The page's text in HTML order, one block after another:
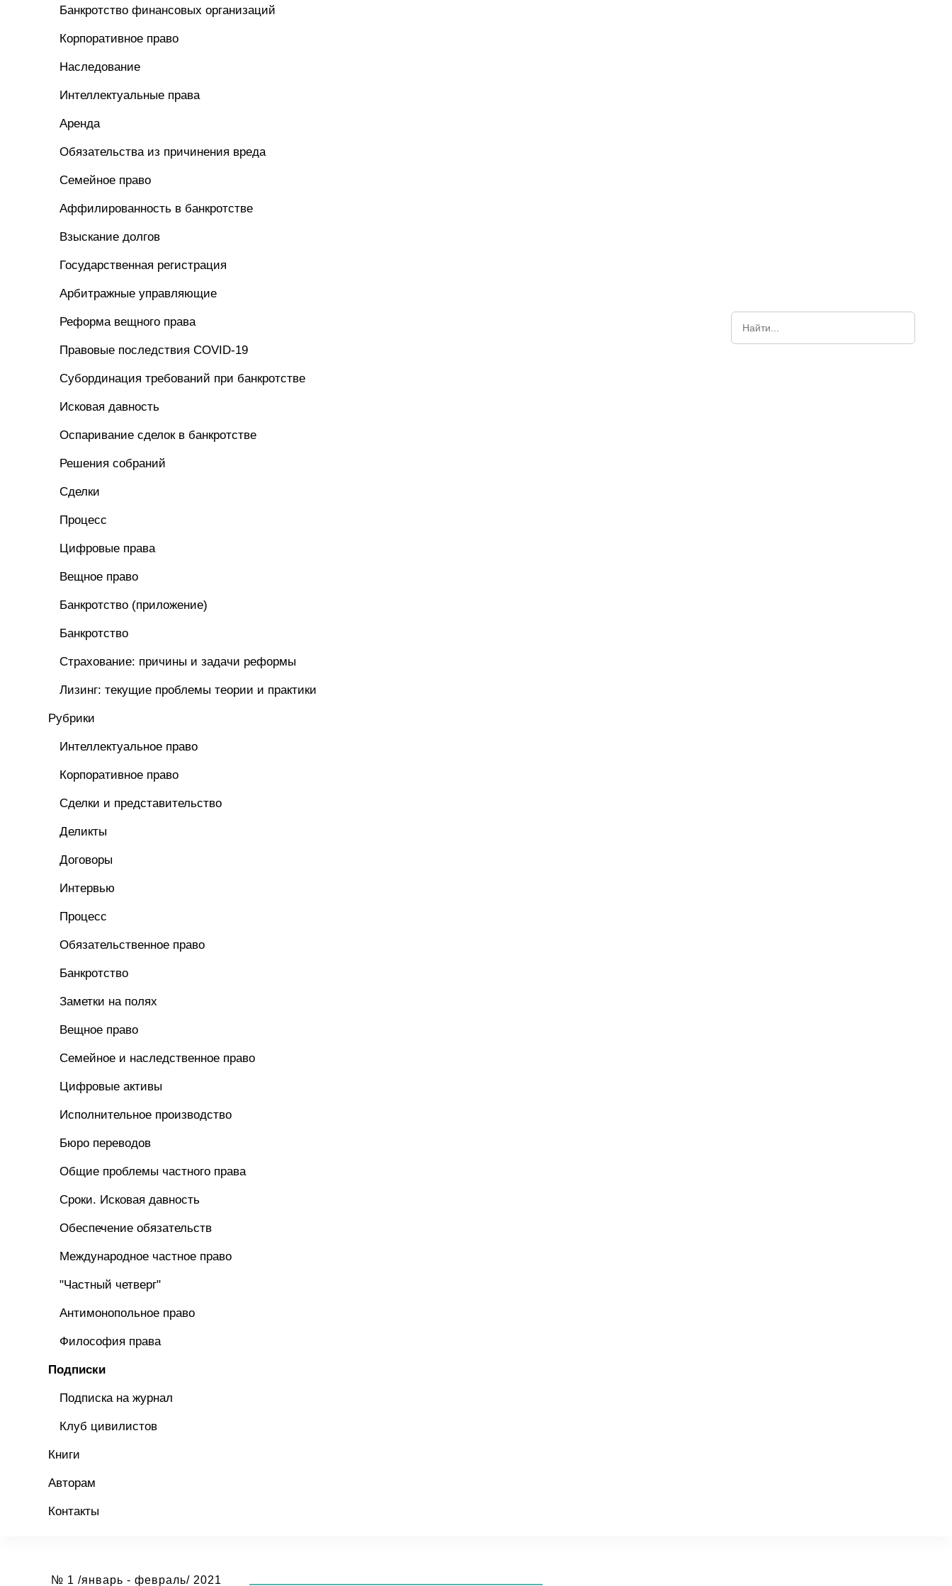
Банкротство финансовых организаций
Корпоративное право
Наследование
Интеллектуальные права
Аренда
Обязательства из причинения вреда
Семейное право
Аффилированность в банкротстве
Взыскание долгов
Государственная регистрация
Арбитражные управляющие
Реформа вещного права
Правовые последствия COVID-19
Субординация требований при банкротстве
Исковая давность
Оспаривание сделок в банкротстве
Решения собраний
Сделки
Процесс
Цифровые права
Вещное право
Банкротство (приложение)
Банкротство
Страхование: причины и задачи реформы
Лизинг: текущие проблемы теории и практики
Рубрики
Интеллектуальное право
Корпоративное право
Сделки и представительство
Деликты
Договоры
Интервью
Процесс
Обязательственное право
Банкротство
Заметки на полях
Вещное право
Семейное и наследственное право
Цифровые активы
Исполнительное производство
Бюро переводов
Общие проблемы частного права
Сроки. Исковая давность
Обеспечение обязательств
Международное частное право
"Частный четверг"
Антимонопольное право
Философия права
Подписки
Подписка на журнал
Клуб цивилистов
Книги
Авторам
Контакты
№ 1 /январь - февраль/ 2021